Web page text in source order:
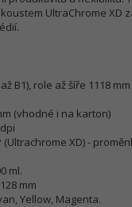
UltraChrome XD
B1), role až šíře 1118
(vhodné i na karton)
(Ultrachrome XD) -
ml.
mm
Yellow, Magenta.